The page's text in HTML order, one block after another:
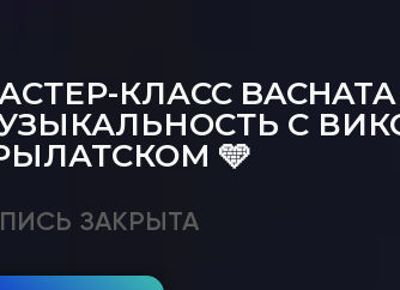
КЛАСС
С
🩵
ЗАКРЫТА